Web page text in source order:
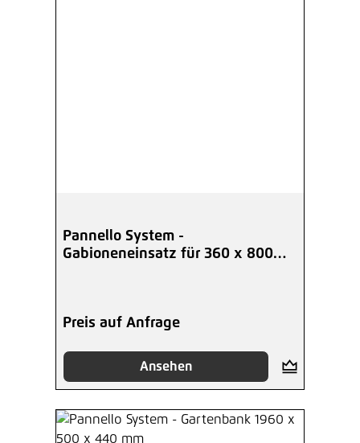
Pannello System -
Gabioneneinsatz für 360 x 800
Preis auf Anfrage
Ansehen